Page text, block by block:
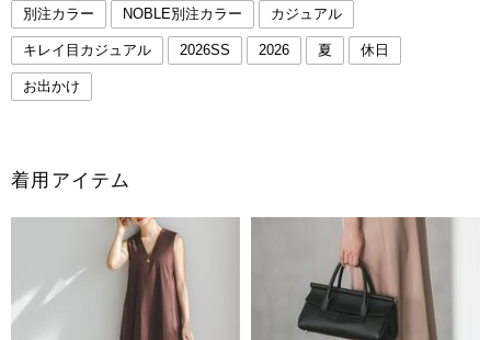
別注カラー NOBLE別注カラー カジュアル
キレイ目カジュアル 2026SS 2026 夏 休日
お出かけ
着用アイテム